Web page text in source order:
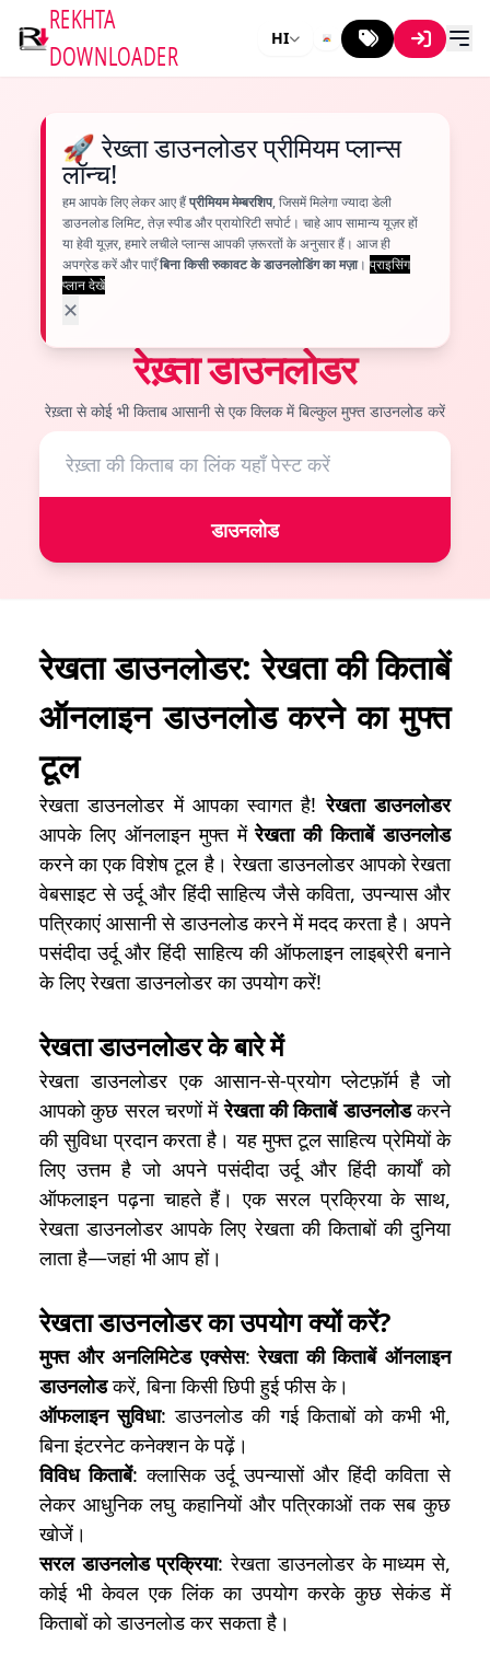
REKHTA
DOWNLOADER
HI
🚀 रेख्ता डाउनलोडर प्रीमियम प्लान्स
लॉन्च!
हम आपके लिए लेकर आए हैंप्रीमियम मेम्बरशिप, जिसमें मिलेगा ज्यादा डेली
डाउनलोड लिमिट, तेज़ स्पीड और प्रायोरिटी सपोर्ट। चाहे आप सामान्य यूज़र हों
या हेवी यूज़र, हमारे लचीले प्लान्स आपकी ज़रूरतों के अनुसार हैं। आज ही
अपग्रेड करें और पाएँबिना किसी रुकावट के डाउनलोडिंग का मज़ा। प्राइसिंग
प्लान देखें
✕
रेख़्ता डाउनलोडर
रेख़्ता से कोई भी किताब आसानी से एक क्लिक में बिल्कुल मुफ्त डाउनलोड करें
डाउनलोड
रेखता डाउनलोडर: रेखता की किताबें
ऑनलाइन डाउनलोड करने का मुफ्त
टूल
रेखता डाउनलोडर में आपका स्वागत है!रेखता डाउनलोडर
आपके लिए ऑनलाइन मुफ्त मेंरेखता की किताबें डाउनलोड
करने का एक विशेष टूल है। रेखता डाउनलोडर आपको रेखता
वेबसाइट से उर्दू और हिंदी साहित्य जैसे कविता, उपन्यास और
पत्रिकाएं आसानी से डाउनलोड करने में मदद करता है। अपने
पसंदीदा उर्दू और हिंदी साहित्य की ऑफलाइन लाइब्रेरी बनाने
के लिए रेखता डाउनलोडर का उपयोग करें!
रेखता डाउनलोडर के बारे में
रेखता डाउनलोडर एक आसान-से-प्रयोग प्लेटफ़ॉर्म है जो
आपको कुछ सरल चरणों मेंरेखता की किताबें डाउनलोडकरने
की सुविधा प्रदान करता है। यह मुफ्त टूल साहित्य प्रेमियों के
लिए उत्तम है जो अपने पसंदीदा उर्दू और हिंदी कार्यों को
ऑफलाइन पढ़ना चाहते हैं। एक सरल प्रक्रिया के साथ,
रेखता डाउनलोडर आपके लिए रेखता की किताबों की दुनिया
लाता है—जहां भी आप हों।
रेखता डाउनलोडर का उपयोग क्यों करें?
मुफ्त और अनलिमिटेड एक्सेस:रेखता की किताबें ऑनलाइन
डाउनलोडकरें, बिना किसी छिपी हुई फीस के।
ऑफलाइन सुविधा: डाउनलोड की गई किताबों को कभी भी,
बिना इंटरनेट कनेक्शन के पढ़ें।
विविध किताबें: क्लासिक उर्दू उपन्यासों और हिंदी कविता से
लेकर आधुनिक लघु कहानियों और पत्रिकाओं तक सब कुछ
खोजें।
सरल डाउनलोड प्रक्रिया: रेखता डाउनलोडर के माध्यम से,
कोई भी केवल एक लिंक का उपयोग करके कुछ सेकंड में
किताबों को डाउनलोड कर सकता है।